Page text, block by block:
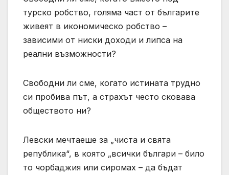
турско робство, голяма част от българите
живеят в икономическо робство –
зависими от ниски доходи и липса на
реални възможности?
Свободни ли сме, когато истината трудно
си пробива път, а страхът често сковава
обществото ни?
Левски мечтаеше за „чиста и свята
република“, в която „всички българи – било
то чорбаджия или сиромах – да бъдат